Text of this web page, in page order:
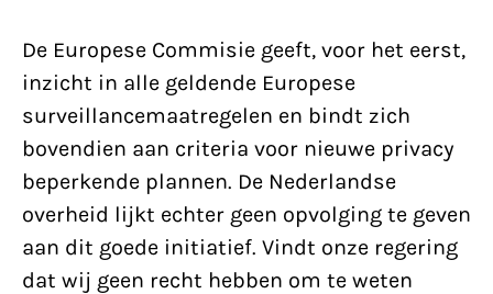
De Europese Commisie geeft, voor het eerst,
inzicht in alle geldende Europese
surveillancemaatregelen en bindt zich
bovendien aan criteria voor nieuwe privacy
beperkende plannen. De Nederlandse
overheid lijkt echter geen opvolging te geven
aan dit goede initiatief. Vindt onze regering
dat wij geen recht hebben om te weten